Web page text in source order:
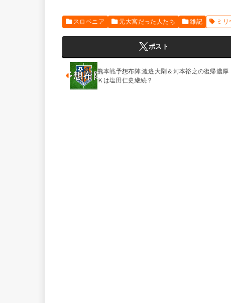
スロベニア 元大宮だった人たち 雑記 ミ
ポスト
熊本戦予想布陣:渡邉大剛＆河本裕之の復帰濃厚
Ｋは塩田仁史継続？